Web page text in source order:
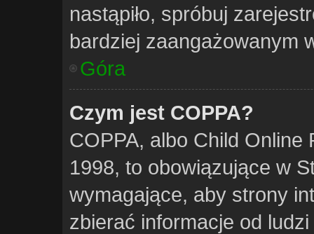
nastąpiło, spróbuj
bardziej zaangażowanym
Góra
Czym jest COPPA?
COPPA, albo Child
1998, to obowiązujące w
wymagające, aby strony
zbierać informacje od